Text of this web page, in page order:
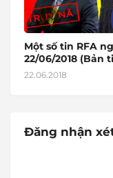
Một số tin RFA
22/06/2018 (Bản
22.06.2018
Đăng nhận